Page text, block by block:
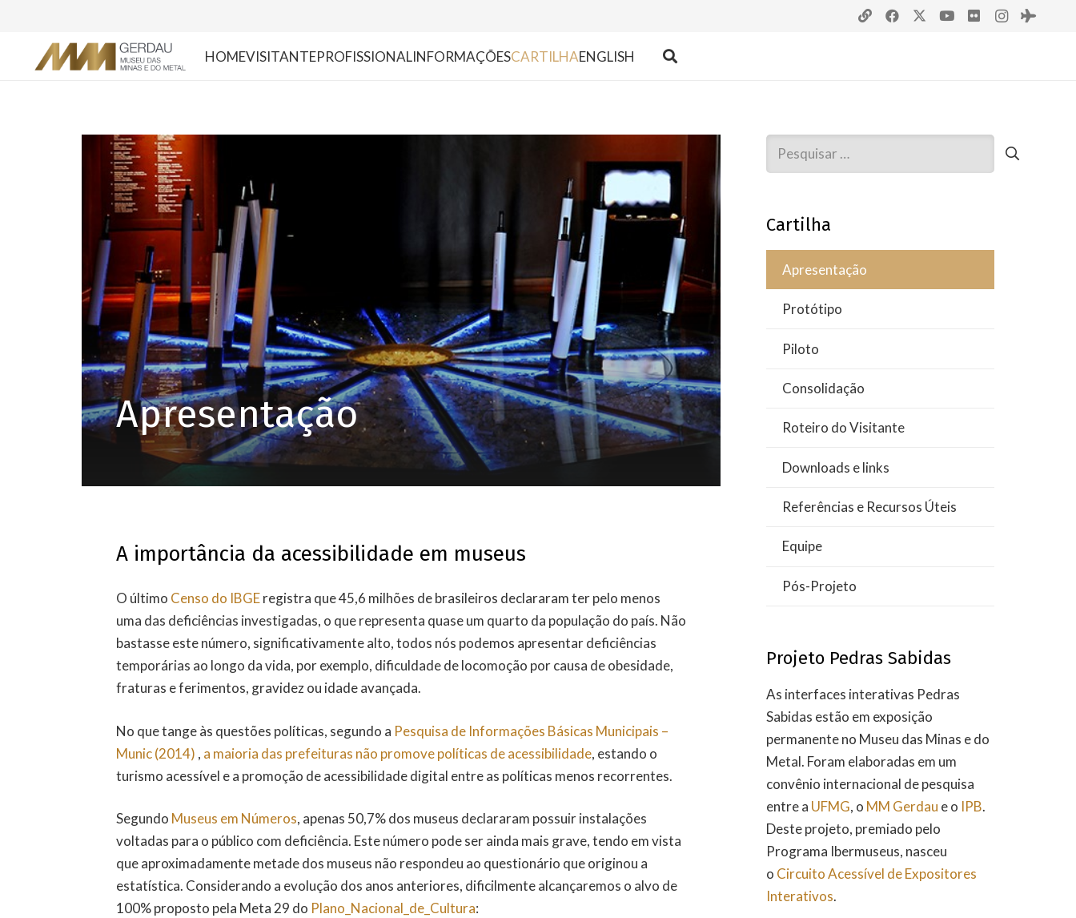
HOMEVISITANTEPROFISSIONALINFORMAÇÕESCARTILHAENGLISH
Apresentação
A importância da acessibilidade em museus
O último Censo do IBGEregistra que 45,6 milhões de brasileiros declararam ter pelo menos
uma das deficiências investigadas, o que representa quase um quarto da população do país. Não
bastasse este número, significativamente alto, todos nós podemos apresentar deficiências
temporárias ao longo da vida, por exemplo, dificuldade de locomoção por causa de obesidade,
fraturas e ferimentos, gravidez ou idade avançada.
No que tange às questões políticas, segundo a Pesquisa de Informações Básicas Municipais –
Munic (2014) , a maioria das prefeituras não promove políticas de acessibilidade, estando o
turismo acessível e a promoção de acessibilidade digital entre as políticas menos recorrentes.
Segundo Museus em Números, apenas 50,7% dos museus declararam possuir instalações
voltadas para o público com deficiência. Este número pode ser ainda mais grave, tendo em vista
que aproximadamente metade dos museus não respondeu ao questionário que originou a
estatística. Considerando a evolução dos anos anteriores, dificilmente alcançaremos o alvo de
100% proposto pela Meta 29 do Plano_Nacional_de_Cultura:
Pesquisar
por:
Cartilha
Apresentação
Protótipo
Piloto
Consolidação
Roteiro do Visitante
Downloads e links
Referências e Recursos Úteis
Equipe
Pós-Projeto
Projeto Pedras Sabidas
As interfaces interativas Pedras
Sabidas estão em exposição
permanente no Museu das Minas e do
Metal. Foram elaboradas em um
convênio internacional de pesquisa
entre a UFMG, o MM Gerdau e o IPB.
Deste projeto, premiado pelo
Programa Ibermuseus, nasceu
o Circuito Acessível de Expositores
Interativos.